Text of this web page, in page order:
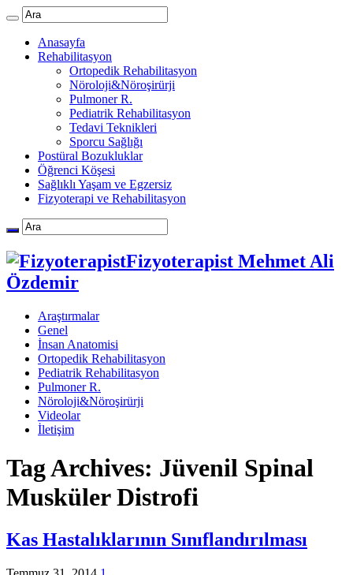
Anasayfa
Rehabilitasyon
Ortopedik Rehabilitasyon
Nöroloji&Nöroşirürji
Pulmoner R.
Pediatrik Rehabilitasyon
Tedavi Teknikleri
Sporcu Sağlığı
Postüral Bozukluklar
Öğrenci Köşesi
Sağlıklı Yaşam ve Egzersiz
Fizyoterapi ve Rehabilitasyon
Fizyoterapist Mehmet Ali
Özdemir
Araştırmalar
Genel
İnsan Anatomisi
Ortopedik Rehabilitasyon
Pediatrik Rehabilitasyon
Pulmoner R.
Nöroloji&Nöroşirürji
Videolar
İletişim
Tag Archives: Jüvenil Spinal
Musküler Distrofi
Kas Hastalıklarının Sınıflandırılması